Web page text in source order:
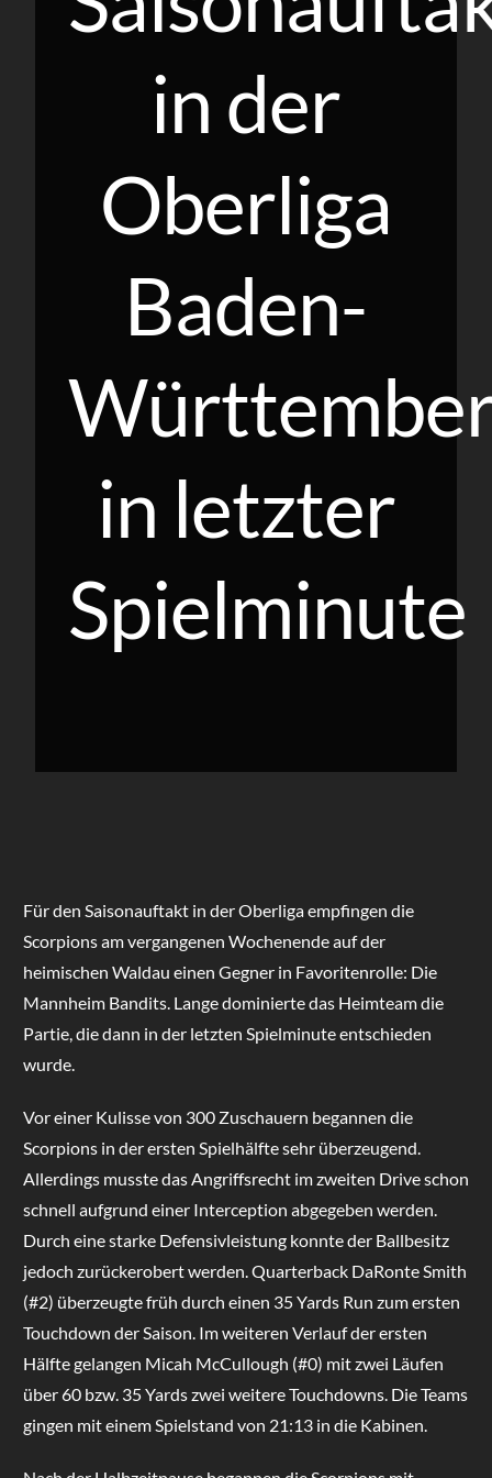
in der
Oberliga
Baden-
in letzter
Spielminute
Für den Saisonauftakt in der Oberliga empfingen die
Scorpions am vergangenen Wochenende auf der
heimischen Waldau einen Gegner in Favoritenrolle: Die
Mannheim Bandits. Lange dominierte das Heimteam die
Partie, die dann in der letzten Spielminute entschieden
wurde.
Vor einer Kulisse von 300 Zuschauern begannen die
Scorpions in der ersten Spielhälfte sehr überzeugend.
Allerdings musste das Angriffsrecht im zweiten Drive schon
schnell aufgrund einer Interception abgegeben werden.
Durch eine starke Defensivleistung konnte der Ballbesitz
jedoch zurückerobert werden. Quarterback DaRonte Smith
(#2) überzeugte früh durch einen 35 Yards Run zum ersten
Touchdown der Saison. Im weiteren Verlauf der ersten
Hälfte gelangen Micah McCullough (#0) mit zwei Läufen
über 60 bzw. 35 Yards zwei weitere Touchdowns. Die Teams
gingen mit einem Spielstand von 21:13 in die Kabinen.